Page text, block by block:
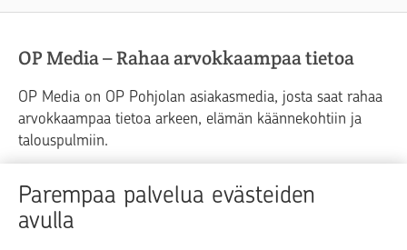
Parempaa palvelua evästeiden
avulla
OP Media – Rahaa arvokkaampaa tietoa
OP Media on OP Pohjolan asiakasmedia, josta saat rahaa
arvokkaampaa tietoa arkeen, elämän käännekohtiin ja
talouspulmiin.
Raha Elämä
Yrityselämä
Blogit ja puheenvuorot